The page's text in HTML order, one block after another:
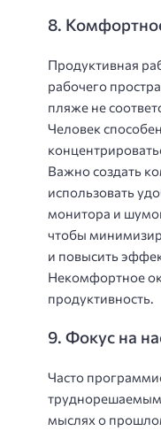
8.
Продуктивная
рабочего
пляже не
Человек
Важно создать
использовать
монитора и
чтобы
и повысить
Некомфортное
продуктивность.
9. Фокус на
Часто
мыслях о